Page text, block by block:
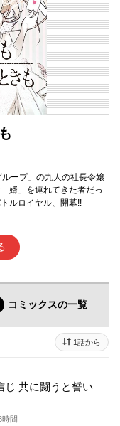
ープ」の九人の社長令嬢
婿」を連れてきた者だっ
ルロイヤル、開幕!!
コミックスの一覧
1話から
じ 共に闘うと誓い
時間